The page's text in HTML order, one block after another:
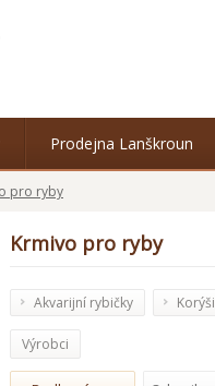
Prodejna Lanškroun
pro ryby
Krmivo pro ryby
Akvarijní rybičky
Výrobci